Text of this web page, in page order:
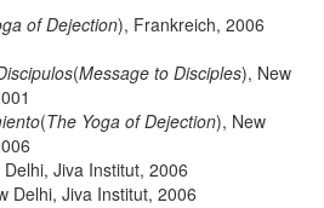
of Dejection), Frankreich, 2006
(Message to Disciples), New
(The Yoga of Dejection), New
Delhi, Jiva Institut, 2006
Delhi, Jiva Institut, 2006